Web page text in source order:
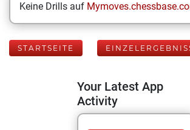
Keine Drills auf
STARTSEITE
Your Latest App
Activity